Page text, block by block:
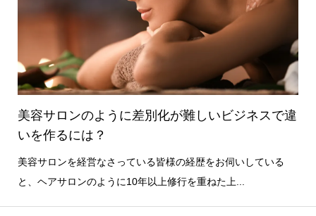
美容サロンのように差別化が難しいビジネスで違
いを作るには？
美容サロンを経営なさっている皆様の経歴をお伺いしている
と、ヘアサロンのように10年以上修行を重ねた上...